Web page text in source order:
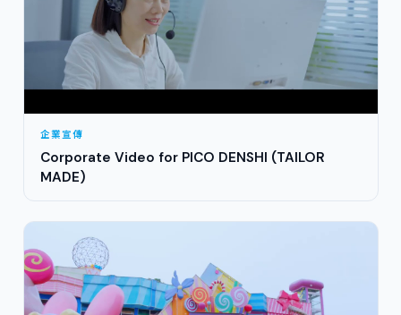
企業宣傳
Corporate Video for PICO DENSHI (TAILOR
MADE)